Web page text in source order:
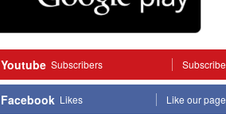
Youtube Subscribers Subscribe
Facebook Likes Like our page